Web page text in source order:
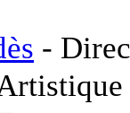
-